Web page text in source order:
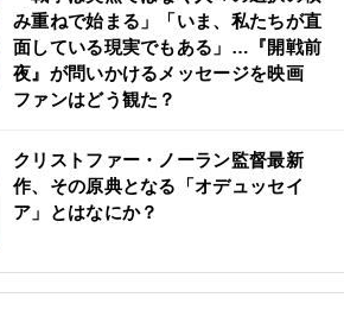
み重ねで始まる」「いま、私たちが直
面している現実でもある」…『開戦前
夜』が問いかけるメッセージを映画
ファンはどう観た？
クリストファー・ノーラン監督最新
作、その原典となる「オデュッセイ
ア」とはなにか？